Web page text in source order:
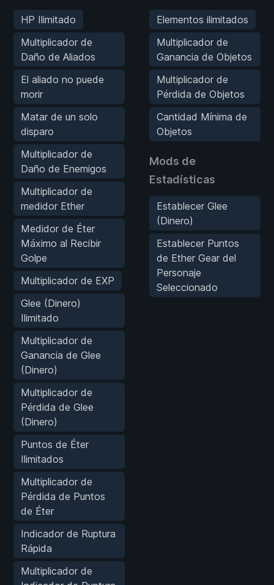
HP Ilimitado
Multiplicador de
Daño de Aliados
El aliado no puede
morir
Matar de un solo
disparo
Multiplicador de
Daño de Enemigos
Multiplicador de
medidor Ether
Medidor de Éter
Máximo al Recibir
Golpe
Multiplicador de EXP
Glee (Dinero)
Ilimitado
Multiplicador de
Ganancia de Glee
(Dinero)
Multiplicador de
Pérdida de Glee
(Dinero)
Puntos de Éter
Ilimitados
Multiplicador de
Pérdida de Puntos
de Éter
Indicador de Ruptura
Rápida
Multiplicador de
Elementos ilimitados
Multiplicador de
Ganancia de Objetos
Multiplicador de
Pérdida de Objetos
Cantidad Mínima de
Objetos
Mods de
Estadísticas
Establecer Glee
(Dinero)
Establecer Puntos
de Ether Gear del
Personaje
Seleccionado